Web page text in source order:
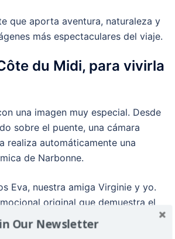
que aporta aventura, naturaleza y
más espectaculares del viaje.
du Midi, para vivirla
una imagen muy especial. Desde
sobre el puente, una cámara
realiza automáticamente una
de Narbonne.
Eva, nuestra amiga Virginie y yo.
original que demuestra el
y que, al mismo tiempo,
humano de esta experiencia.
Our Newsletter